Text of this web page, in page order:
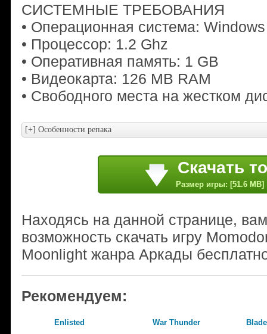
СИСТЕМНЫЕ ТРЕБОВАНИЯ
• Операционная система:
• Процессор: 1.2 Ghz
• Оперативная память: 1 GB
• Видеокарта: 126 MB RAM
• Свободного места на жестком
Скачать
Размер игры: [51.6 MB]
Находясь на данной странице,
возможность скачать игру
Moonlight жанра Аркады
Рекомендуем:
Enlisted War Thunder